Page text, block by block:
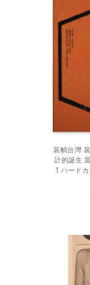
装幀台灣
計的誕生
1 ハード